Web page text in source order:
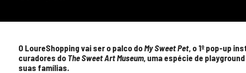
O LoureShopping vai ser o palco doMy Sweet Pet, o 1º pop-up
curadores do The Sweet Art Museum, uma espécie de
suas famílias.